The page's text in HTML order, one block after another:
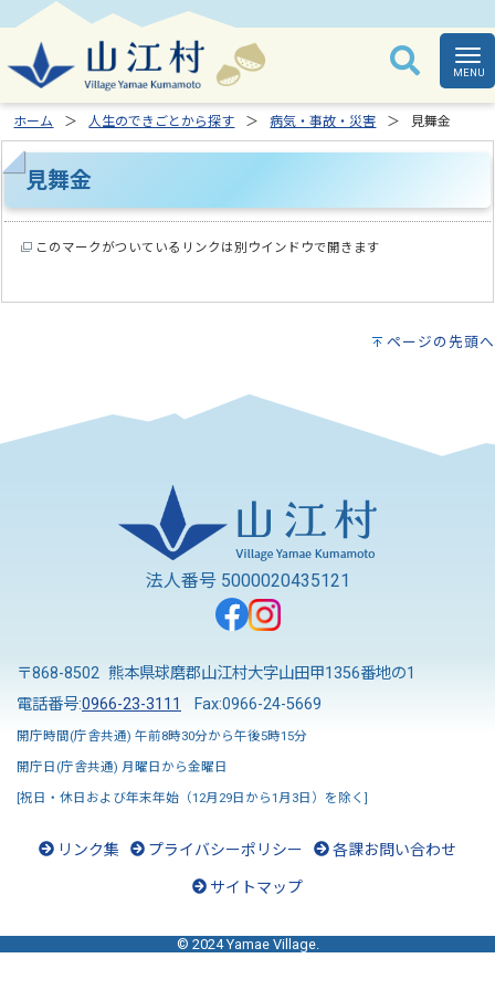
ホーム 人生のできごとから探す 病気・事故・災害 見舞金
見舞金
このマークがついているリンクは別ウインドウで開きます
ページの先頭へ
法人番号 5000020435121
〒868-8502 熊本県球磨郡山江村大字山田甲1356番地の1
電話番号:0966-23-3111 Fax:0966-24-5669
開庁時間(庁舎共通) 午前8時30分から午後5時15分
開庁日(庁舎共通) 月曜日から金曜日
[祝日・休日および年末年始（12月29日から1月3日）を除く]
リンク集 プライバシーポリシー 各課お問い合わせ
サイトマップ
© 2024 Yamae Village.